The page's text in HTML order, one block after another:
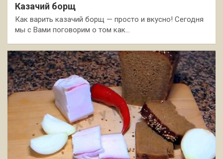
Казачий борщ
Как варить казачий борщ — просто и вкусно! Сегодня
мы с Вами поговорим о том как…